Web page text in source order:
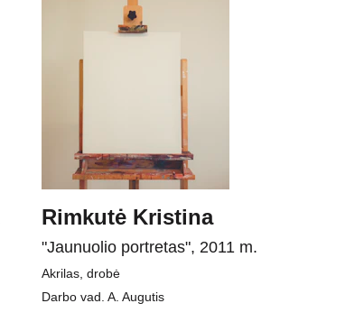
Rimkutė Kristina
"Jaunuolio portretas", 2011 m.
Akrilas, drobė
Darbo vad. A. Augutis